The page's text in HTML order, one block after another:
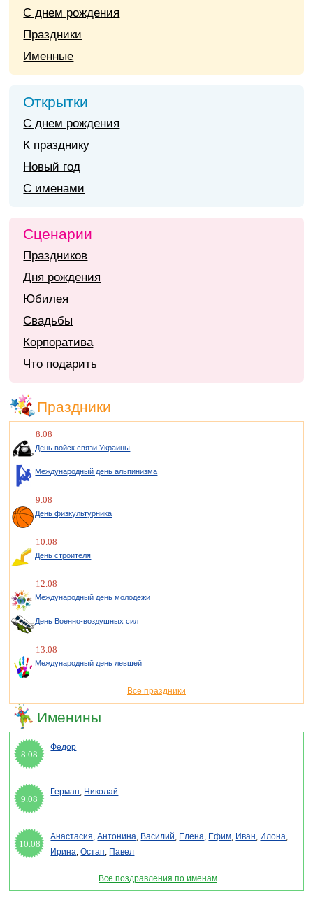
С днем рождения
Праздники
Именные
Открытки
С днем рождения
К празднику
Новый год
С именами
Сценарии
Праздников
Дня рождения
Юбилея
Свадьбы
Корпоратива
Что подарить
Праздники
8.08
День войск связи Украины
Международный день альпинизма
9.08
День физкультурника
10.08
День строителя
12.08
Международный день молодежи
День Военно-воздушных сил
13.08
Международный день левшей
Все праздники
Именины
8.08
Федор
9.08
Герман, Николай
10.08
Анастасия,Антонина, Василий, Елена, Ефим, Иван, Илона,
Ирина,Остап, Павел
Все поздравления по именам